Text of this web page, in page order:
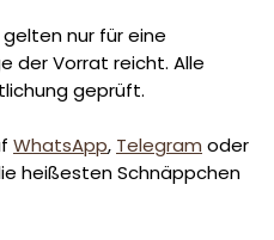
nur für eine
der Vorrat reicht. Alle
geprüft.
WhatsApp, Telegram oder
heißesten Schnäppchen